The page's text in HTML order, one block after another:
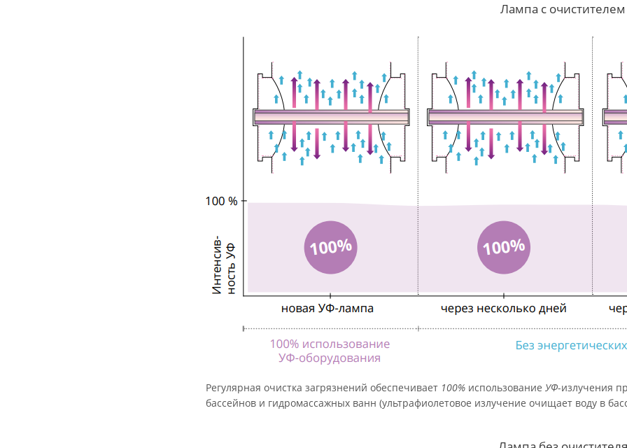
Лампа с очистителем
Регулярная очистка загрязнений обеспечивает 100% использование УФ-излучения
бассейнов и гидромассажных ванн (ультрафиолетовое излучение очищает воду в